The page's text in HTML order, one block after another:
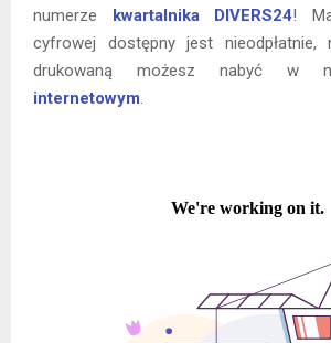
numerze kwartalnika DIVERS24!
cyfrowej dostępny jest nieodpłatnie,
drukowaną możesz nabyć w
internetowym.